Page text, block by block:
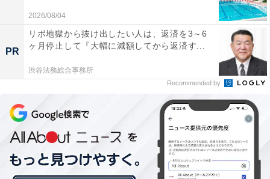
【今日チェックしたい】Boseの人気商品5選
Bose「QuietComfort Ultra Earbuds」
2026/08/04
PR
リボ地獄から抜け出したい人は、返済を3～6
ヶ月停止して『大幅に減額してから返済す...
渋谷法務総合事務所
Recommended by